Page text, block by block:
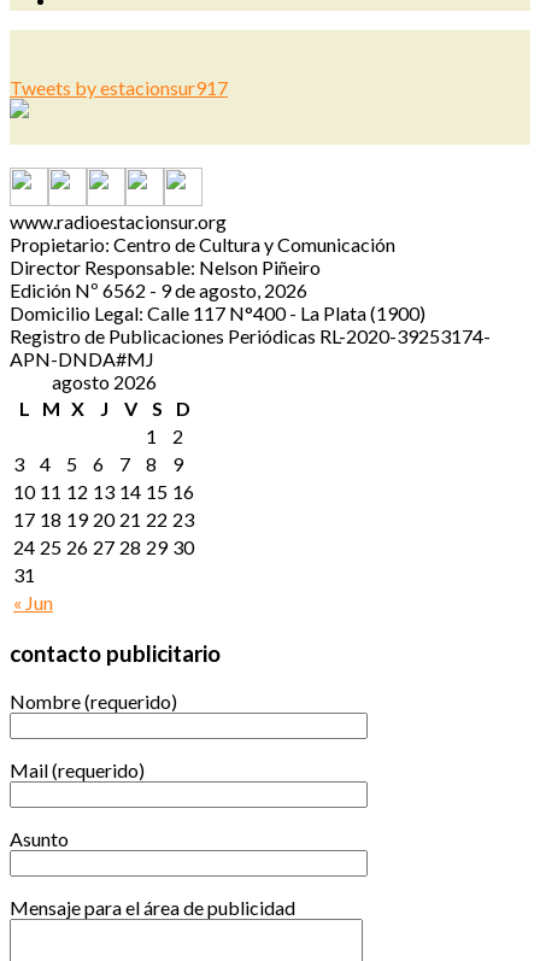
Tweets by estacionsur917
www.radioestacionsur.org
Propietario: Centro de Cultura y Comunicación
Director Responsable: Nelson Piñeiro
Edición Nº 6562 - 9 de agosto, 2026
Domicilio Legal: Calle 117 N°400 - La Plata (1900)
Registro de Publicaciones Periódicas RL-2020-39253174-
APN-DNDA#MJ
agosto 2026
L
M X J V S D
« Jun
1
2
3
4 5 6 7 8
9
10 11 12 13 14 15 16
17 18 19 20 21 22 23
24 25 26 27 28 29 30
31
contacto publicitario
Nombre (requerido)
Mail (requerido)
Asunto
Mensaje para el área de publicidad